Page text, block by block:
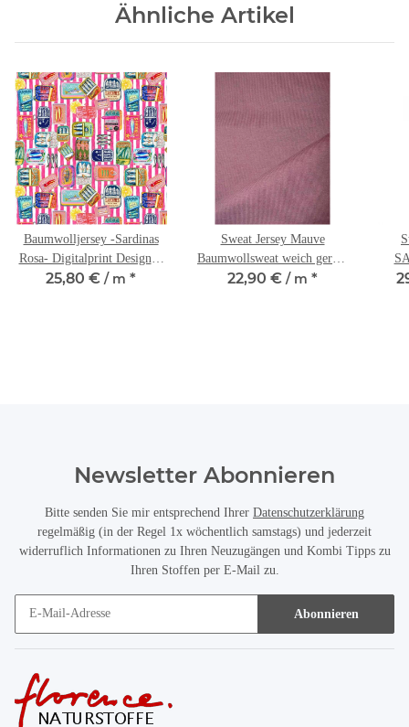
Ähnliche Artikel
Baumwolljersey -Sardinas
Rosa- Digitalprint Designed
by Stenzo
25,80 € / m *
Sweat Jersey Mauve
Baumwollsweat weich geraut
Stenzo French Terry
22,90 € / m *
Newsletter Abonnieren
Bitte senden Sie mir entsprechend Ihrer Datenschutzerklärung
regelmäßig (in der Regel 1x wöchentlich samstags) und jederzeit
widerruflich Informationen zu Ihren Neuzugängen und Kombi Tipps zu
Ihren Stoffen per E-Mail zu.
Abonnieren